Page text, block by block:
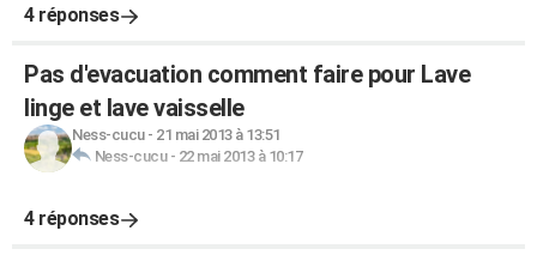
4 réponses
Pas d'evacuation comment faire pour Lave
linge et lave vaisselle
Ness-cucu- 21 mai 2013 à 13:51
Ness-cucu- 22 mai 2013 à 10:17
4 réponses